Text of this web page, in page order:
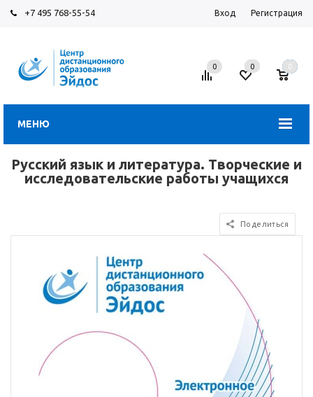
+7 495 768-55-54 Вход Регистрация
МЕНЮ
0 0 0
Русский язык и литература. Творческие и
исследовательские работы учащихся
Поделиться